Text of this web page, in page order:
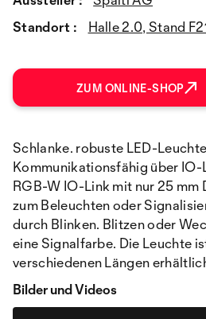
Standort :
Halle 2.0, Stand
ZUM ONLINE-SHOP
Schlanke. robuste LED-
Kommunikationsfähig über IO-
RGB-W IO-Link mit nur 25 mm
zum Beleuchten oder
durch Blinken. Blitzen oder
eine Signalfarbe. Die Leuchte
verschiedenen Längen
Bilder und Videos